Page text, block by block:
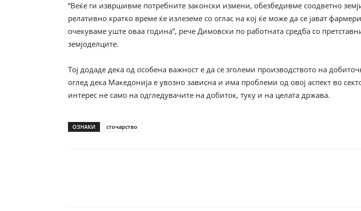
“Веќе ги извршивме потребните законски измени, обезбедивме соодветно
релативно кратко време ќе излеземе со оглас на кој ќе може да се јават
очекуваме уште оваа година”, рече Димовски по работната средба со
земјоделците.
Тој додаде дека од особена важност е да се зголеми производството на
оглед дека Македонија е увозно зависна и има проблеми од овој аспект во
интерес не само на одгледувачите на добиток, туку и на целата држава.
ОЗНАКИ сточарство